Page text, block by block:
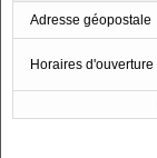
Adresse géopostale
Horaires d'ouverture